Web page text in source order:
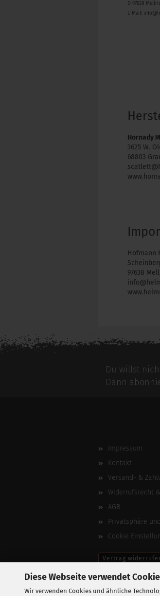
Diese Webseite verwendet
Wir verwenden Cookies und ähnliche
D-97638
E-Mail:
Hornady
3625 W.
68803
Hofmann
97638
Du willst
Dann
Impressum
Kontakt
Versand- &
Widerrufsrecht
AGB
Privatsphäre
Cookie
Vertrag